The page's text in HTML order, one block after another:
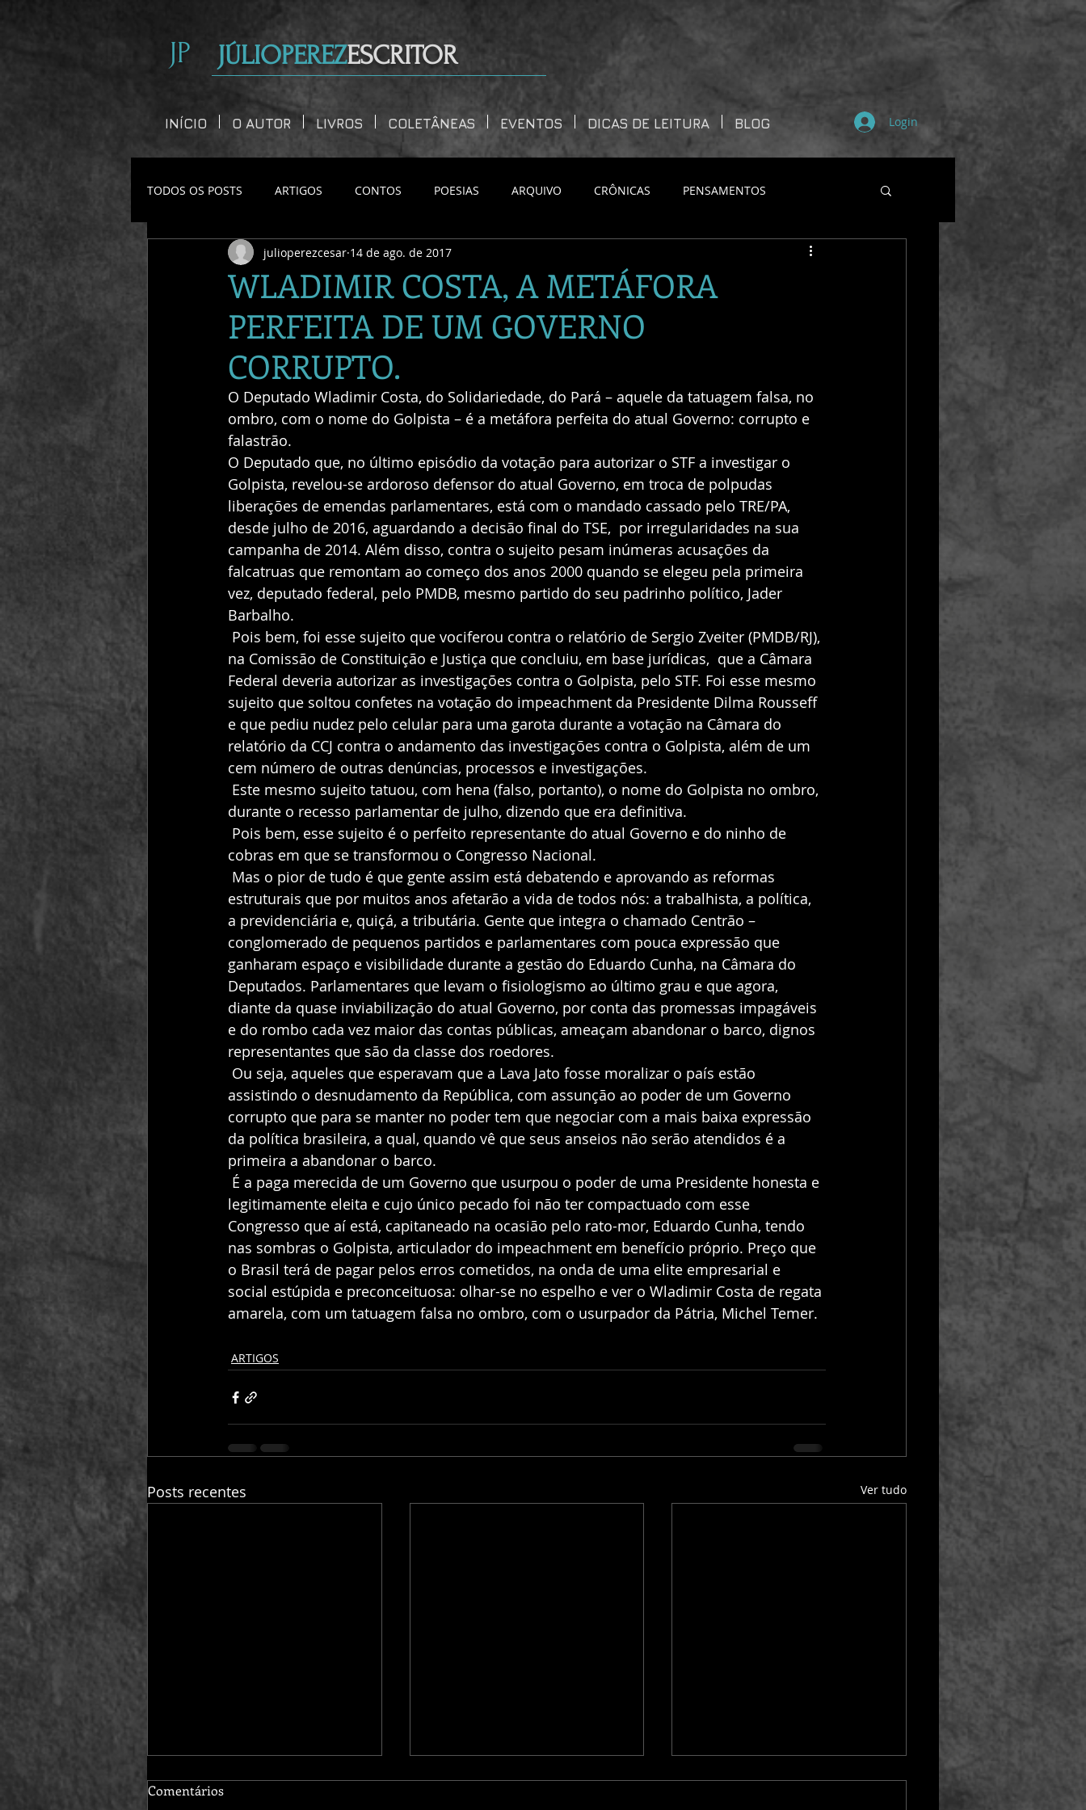
JP JÚLIOPEREZESCRITOR
INÍCIO O AUTOR LIVROS COLETÂNEAS EVENTOS DICAS DE LEITURA BLOG Login
TODOS OS POSTS ARTIGOS CONTOS POESIAS ARQUIVO CRÔNICAS PENSAMENTOS
CONTOS CURTOS
WLADIMIR COSTA, A METÁFORA
PERFEITA DE UM GOVERNO
CORRUPTO.
julioperezcesar 14 de ago. de 2017
O Deputado Wladimir Costa, do Solidariedade, do Pará – aquele da tatuagem falsa, no
ombro, com o nome do Golpista – é a metáfora perfeita do atual Governo: corrupto e
falastrão.
O Deputado que, no último episódio da votação para autorizar o STF a investigar o
Golpista, revelou-se ardoroso defensor do atual Governo, em troca de polpudas
liberações de emendas parlamentares, está com o mandado cassado pelo TRE/PA,
desde julho de 2016, aguardando a decisão final do TSE,  por irregularidades na sua
campanha de 2014. Além disso, contra o sujeito pesam inúmeras acusações da
falcatruas que remontam ao começo dos anos 2000 quando se elegeu pela primeira
vez, deputado federal, pelo PMDB, mesmo partido do seu padrinho político, Jader
Barbalho.
na Comissão de Constituição e Justiça que concluiu, em base jurídicas,  que a Câmara
Federal deveria autorizar as investigações contra o Golpista, pelo STF. Foi esse mesmo
sujeito que soltou confetes na votação do impeachment da Presidente Dilma Rousseff
e que pediu nudez pelo celular para uma garota durante a votação na Câmara do
relatório da CCJ contra o andamento das investigações contra o Golpista, além de um
cem número de outras denúncias, processos e investigações.
durante o recesso parlamentar de julho, dizendo que era definitiva.
cobras em que se transformou o Congresso Nacional.
estruturais que por muitos anos afetarão a vida de todos nós: a trabalhista, a política,
a previdenciária e, quiçá, a tributária. Gente que integra o chamado Centrão –
conglomerado de pequenos partidos e parlamentares com pouca expressão que
ganharam espaço e visibilidade durante a gestão do Eduardo Cunha, na Câmara do
Deputados. Parlamentares que levam o fisiologismo ao último grau e que agora,
diante da quase inviabilização do atual Governo, por conta das promessas impagáveis
e do rombo cada vez maior das contas públicas, ameaçam abandonar o barco, dignos
representantes que são da classe dos roedores.
assistindo o desnudamento da República, com assunção ao poder de um Governo
corrupto que para se manter no poder tem que negociar com a mais baixa expressão
da política brasileira, a qual, quando vê que seus anseios não serão atendidos é a
primeira a abandonar o barco.
legitimamente eleita e cujo único pecado foi não ter compactuado com esse
Congresso que aí está, capitaneado na ocasião pelo rato-mor, Eduardo Cunha, tendo
nas sombras o Golpista, articulador do impeachment em benefício próprio. Preço que
o Brasil terá de pagar pelos erros cometidos, na onda de uma elite empresarial e
social estúpida e preconceituosa: olhar-se no espelho e ver o Wladimir Costa de regata
amarela, com um tatuagem falsa no ombro, com o usurpador da Pátria, Michel Temer.
ARTIGOS
Posts recentes Ver tudo
Comentários